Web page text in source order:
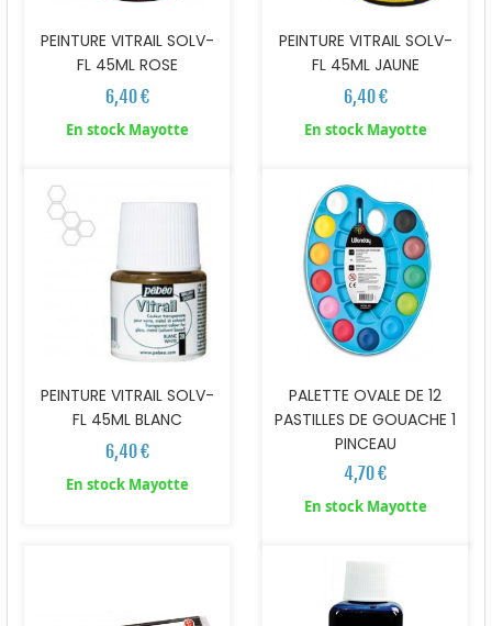
PEINTURE VITRAIL SOLV-
FL 45ML ROSE
6,40 €
En stock Mayotte
PEINTURE VITRAIL SOLV-
FL 45ML JAUNE
6,40 €
En stock Mayotte
PEINTURE VITRAIL SOLV-
FL 45ML BLANC
6,40 €
En stock Mayotte
PALETTE OVALE DE 12
PASTILLES DE GOUACHE 1
PINCEAU
4,70 €
En stock Mayotte